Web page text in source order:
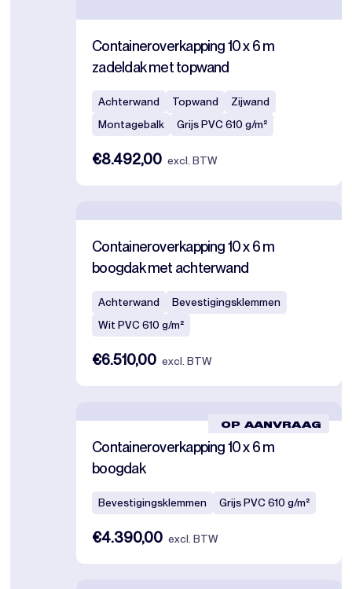
Containeroverkapping 10 x 6 m
zadeldak met topwand
Achterwand Topwand
Zijwand
Montagebalk
Grijs PVC 610 g/m²
€8.492,00 excl. BTW
Containeroverkapping 10 x 6 m
boogdak met achterwand
Achterwand
Bevestigingsklemmen
Wit PVC 610 g/m²
€6.510,00 excl. BTW
OP AANVRAAG
Containeroverkapping 10 x 6 m
boogdak
Bevestigingsklemmen Grijs PVC 610 g/m²
€4.390,00 excl. BTW